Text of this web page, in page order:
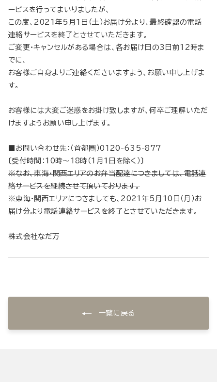
ービスを行ってまいりましたが、
この度、2021年5月1日（土）お届け分より、最終確認の電話
連絡サービスを終了とさせていただきます。
ご変更・キャンセルがある場合は、各お届け日の3日前12時ま
でに、
お客様ご自身よりご連絡くださいますよう、お願い申し上げま
す。
お客様には大変ご迷惑をお掛け致しますが、何卒ご理解いただ
けますようお願い申し上げます。
■お問い合わせ先：（首都圏）0120-635-877
〔受付時間：10時～18時（1月1日を除く）〕
※なお、東海・関西エリアのお弁当配達につきましては、電話連
絡サービスを継続させて頂いております。
※東海・関西エリアにつきましても、2021年5月10日（月）お
届け分より電話連絡サービスを終了とさせていただきます。
株式会社なだ万
一覧に戻る